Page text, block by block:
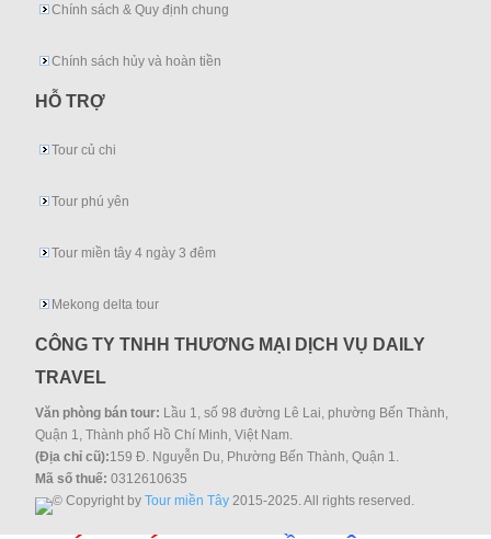
Chính sách & Quy định chung
Chính sách hủy và hoàn tiền
HỖ TRỢ
Tour củ chi
Tour phú yên
Tour miền tây 4 ngày 3 đêm
Mekong delta tour
CÔNG TY TNHH THƯƠNG MẠI DỊCH VỤ DAILY
TRAVEL
Văn phòng bán tour: Lầu 1, số 98 đường Lê Lai, phường Bến Thành,
Quận 1, Thành phố Hồ Chí Minh, Việt Nam.
(Địa chỉ cũ):159 Đ. Nguyễn Du, Phường Bến Thành, Quận 1.
Mã số thuế: 0312610635
© Copyright byTour miền Tây 2015-2025. All rights reserved.